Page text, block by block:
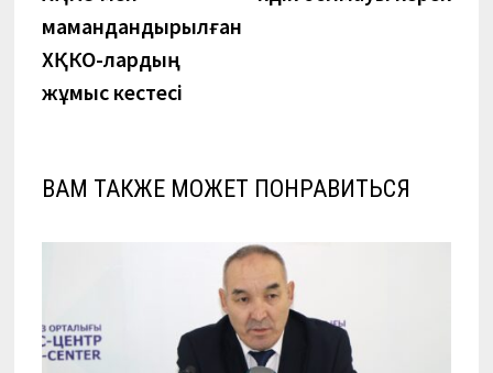
записям
мамандандырылған
ХҚКО-лардың
жұмыс кестесі
ВАМ ТАКЖЕ МОЖЕТ ПОНРАВИТЬСЯ